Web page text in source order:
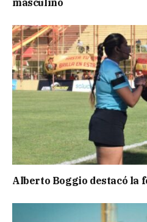
masculino
Alberto Boggio destacó la